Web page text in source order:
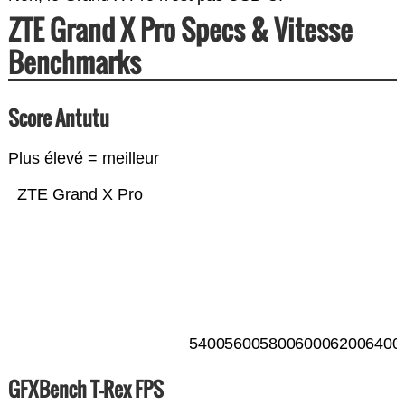
ZTE Grand X Pro Specs & Vitesse
Benchmarks
Score Antutu
Plus élevé = meilleur
ZTE Grand X Pro
540056005800600062006400
GFXBench T-Rex FPS